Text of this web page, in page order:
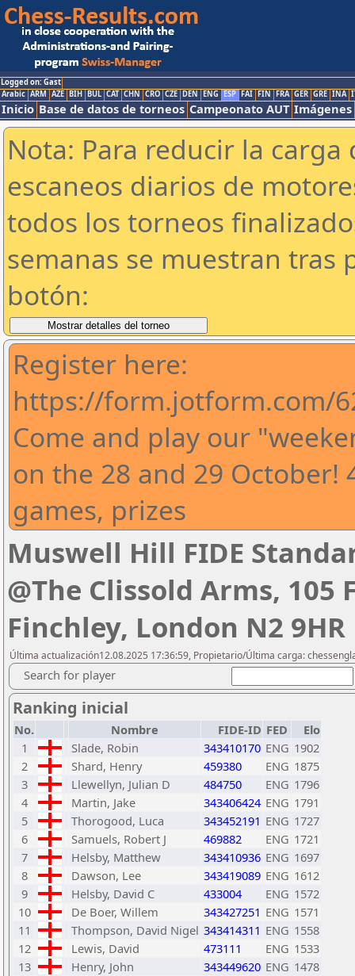
Logged on: Gast
Arabic ARM AZE BIH BUL CAT CHN CRO CZE DEN ENG ESP FAI FIN FRA GER GRE INA
Inicio Base de datos de torneos Campeonato AUT Imágenes
Nota: Para reducir la
escaneos diarios de
todos los torneos
semanas se muestran tras
botón:
Register here:
https://form.jotform.com/
Come and play our
on the 28 and 29 October!
games, prizes
Muswell Hill FIDE
@The Clissold Arms, 105
Finchley, London N2 9HR
Última actualización12.08.2025 17:36:59, Propietario/Última carga:
Search for player
Ranking inicial
No. Nombre FIDE-ID FED
Elo
1
Slade, Robin 343410170 ENG 1902
2
Shard, Henry 459380 ENG 1875
3
Llewellyn, Julian D 484750 ENG 1796
4
Martin, Jake 343406424 ENG 1791
5
Thorogood, Luca 343452191 ENG 1727
6
Samuels, Robert J 469882 ENG 1721
7
Helsby, Matthew 343410936 ENG 1697
8
Dawson, Lee 343419089 ENG 1612
9
Helsby, David C 433004 ENG 1572
10
De Boer, Willem 343427251 ENG 1571
11
Thompson, David Nigel 343414311 ENG 1558
12
Lewis, David 473111 ENG 1533
13
Henry, John 343449620 ENG 1478